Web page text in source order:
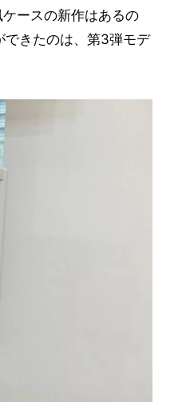
ースの新作はあるの
できたのは、第3弾モデ